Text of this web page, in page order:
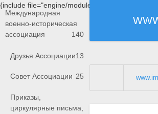
{include file="engine/modules/saperu/head.php"}
Международная
военно-историческая
ассоциация
140
Друзья Ассоциации13
Совет Ассоциации 25
Приказы,
циркулярные письма,